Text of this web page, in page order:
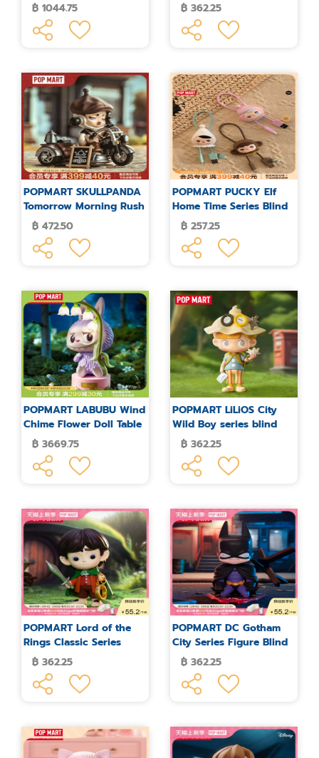
฿ 1044.75 ฿ 362.25
POPMART SKULLPANDA
Tomorrow Morning Rush
Series Figures Blind Box
฿ 472.50
POPMART PUCKY Elf
Home Time Series Blind
Box
฿ 257.25
POPMART LABUBU Wind
Chime Flower Doll Table
Lamp
฿ 3669.75
POPMART LiLiOS City
Wild Boy series blind
box figures
฿ 362.25
POPMART Lord of the
Rings Classic Series
Figures Blind Box
฿ 362.25
POPMART DC Gotham
City Series Figure Blind
Box
฿ 362.25